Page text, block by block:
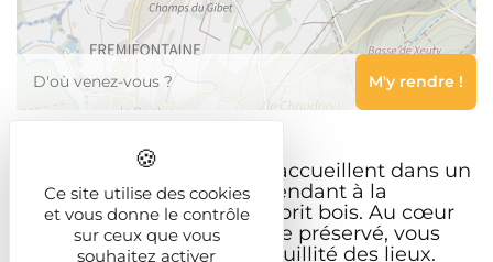
Les Vergers d’Epona vous accueillent dans un
joli loft entièrement indépendant à la
décoration authentique esprit bois. Au cœur
de la nature dans un village préservé, vous
pourrez profiter de la tranquillité des lieux.
Ce site utilise des cookies
et vous donne le contrôle
sur ceux que vous
souhaitez activer